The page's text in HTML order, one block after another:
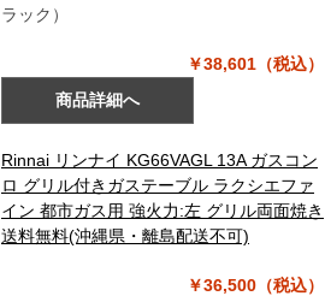
ラック）
￥38,601（税込）
商品詳細へ
Rinnai リンナイ KG66VAGL 13A ガスコン
ロ グリル付きガステーブル ラクシエファ
イン 都市ガス用 強火力:左 グリル両面焼き
送料無料(沖縄県・離島配送不可)
￥36,500（税込）